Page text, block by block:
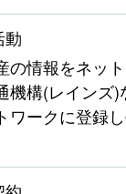
動
の情報をネッ
機構(レインズ
ワークに登録